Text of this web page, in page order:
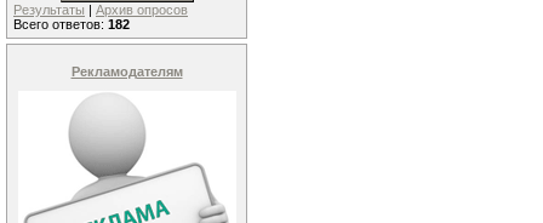
Результаты | Архив опросов
Всего ответов: 182
Рекламодателям